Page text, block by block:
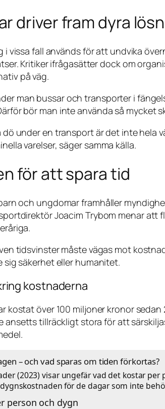
driver fram dyra
i vissa fall används för att undvika
Kritiker ifrågasätter dock om
på väg.
man bussar och transporter i
bör man inte använda så
dö under en transport är det inte hela
varelser, säger samma källa.
för att spara tid
och ungdomar framhåller
Joacim Trybom menar
tidsvinster måste vägas mot
säkerhet eller humanitet.
kostnaderna
över 100 miljoner kronor
tillräckligt stora för att
– och vad sparas om tiden förkortas?
(2023) visar ungefär vad det kostar
för de dagar som inte
person och dygn